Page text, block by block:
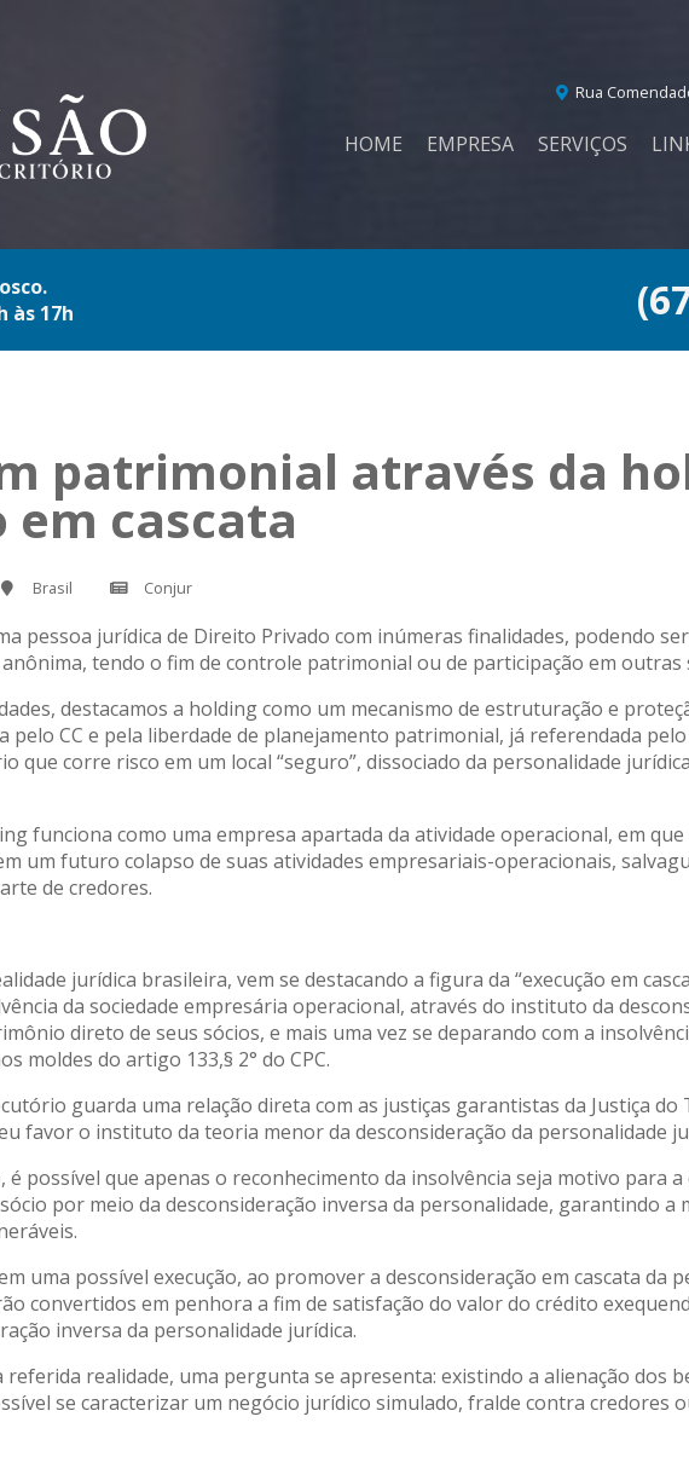
Rua
HOME EMPRESA SERVIÇOS
às 17h
patrimonial através da
em cascata
Brasil Conjur
pessoa jurídica de Direito Privado com inúmeras finalidades, podendo
tendo o fim de controle patrimonial ou de participação em outras
destacamos a holding como um mecanismo de estruturação e
CC e pela liberdade de planejamento patrimonial, já referendada pelo
que corre risco em um local “seguro”, dissociado da personalidade
funciona como uma empresa apartada da atividade operacional, em
um futuro colapso de suas atividades empresariais-operacionais,
de credores.
jurídica brasileira, vem se destacando a figura da “execução em
da sociedade empresária operacional, através do instituto da
direto de seus sócios, e mais uma vez se deparando com a
moldes do artigo 133,§ 2° do CPC.
guarda uma relação direta com as justiças garantistas da Justiça
favor o instituto da teoria menor da desconsideração da personalidade
possível que apenas o reconhecimento da insolvência seja motivo para
por meio da desconsideração inversa da personalidade, garantindo a
uma possível execução, ao promover a desconsideração em cascata da
convertidos em penhora a fim de satisfação do valor do crédito
inversa da personalidade jurídica.
realidade, uma pergunta se apresenta: existindo a alienação dos
se caracterizar um negócio jurídico simulado, fralde contra credores